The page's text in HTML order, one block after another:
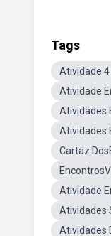
Tags
Atividade
Atividade
Atividades
Atividades
Cartaz
Atividade
Atividades
Atividades